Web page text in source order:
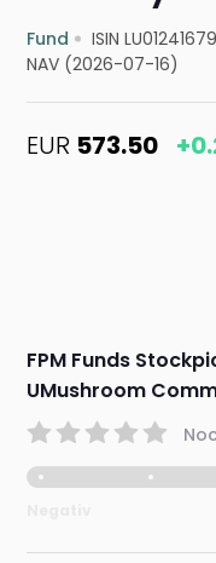
Fund ISIN
NAV (2026-07-16)
EUR 573.50
FPM Funds
UMushroom